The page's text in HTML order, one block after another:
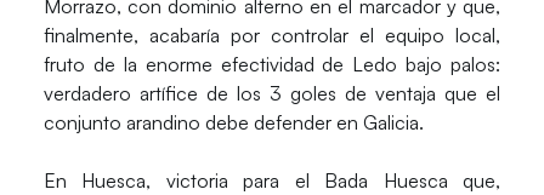
Morrazo, con dominio alterno en el marcador y que,
finalmente, acabaría por controlar el equipo local,
fruto de la enorme efectividad de Ledo bajo palos:
verdadero artífice de los 3 goles de ventaja que el
conjunto arandino debe defender en Galicia.
En Huesca, victoria para el Bada Huesca que,